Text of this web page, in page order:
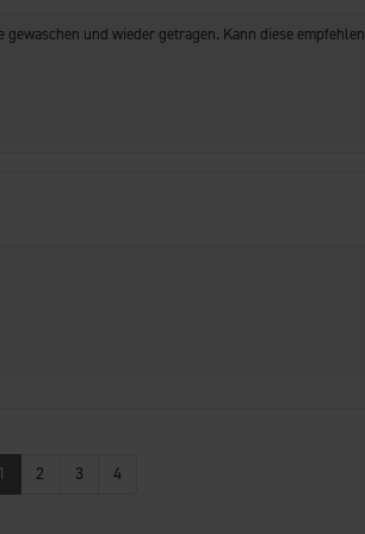
gewaschen und wieder getragen. Kann diese empfehlen
1 2 3 4